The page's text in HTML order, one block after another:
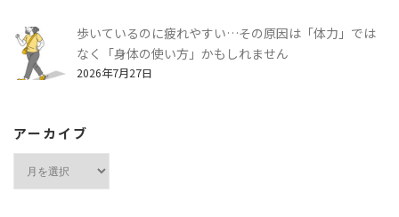
歩いているのに疲れやすい…その原因は「体力」では
なく「身体の使い方」かもしれません
2026年7月27日
アーカイブ